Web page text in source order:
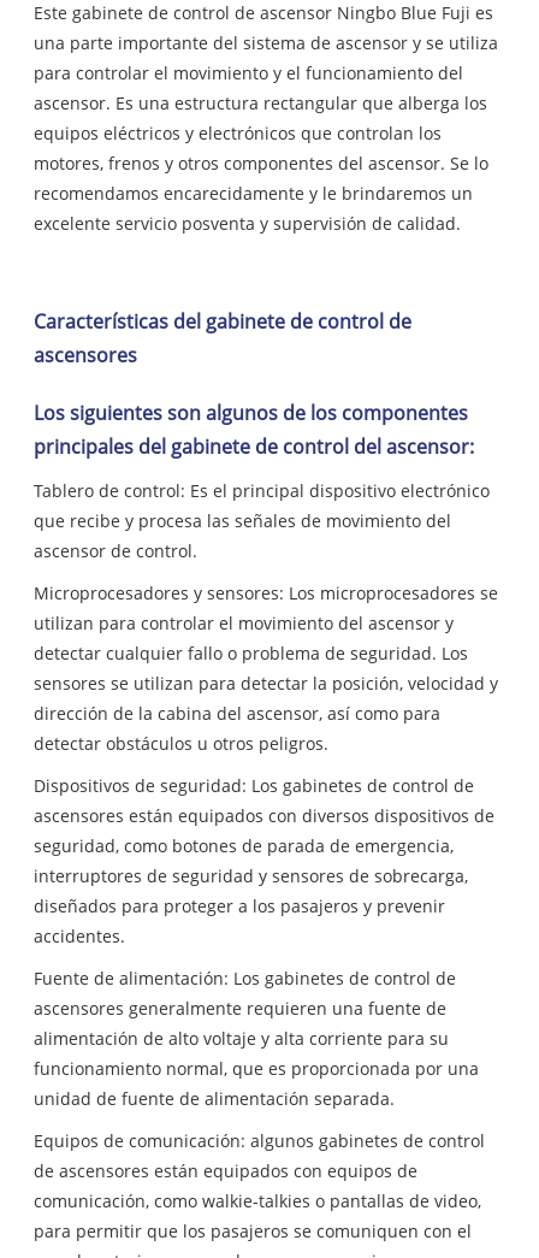
Este gabinete de control de ascensor Ningbo Blue Fuji es
una parte importante del sistema de ascensor y se utiliza
para controlar el movimiento y el funcionamiento del
ascensor. Es una estructura rectangular que alberga los
equipos eléctricos y electrónicos que controlan los
motores, frenos y otros componentes del ascensor. Se lo
recomendamos encarecidamente y le brindaremos un
excelente servicio posventa y supervisión de calidad.
Características del gabinete de control de
ascensores
Los siguientes son algunos de los componentes
principales del gabinete de control del ascensor:
Tablero de control: Es el principal dispositivo electrónico
que recibe y procesa las señales de movimiento del
ascensor de control.
Microprocesadores y sensores: Los microprocesadores se
utilizan para controlar el movimiento del ascensor y
detectar cualquier fallo o problema de seguridad. Los
sensores se utilizan para detectar la posición, velocidad y
dirección de la cabina del ascensor, así como para
detectar obstáculos u otros peligros.
Dispositivos de seguridad: Los gabinetes de control de
ascensores están equipados con diversos dispositivos de
seguridad, como botones de parada de emergencia,
interruptores de seguridad y sensores de sobrecarga,
diseñados para proteger a los pasajeros y prevenir
accidentes.
Fuente de alimentación: Los gabinetes de control de
ascensores generalmente requieren una fuente de
alimentación de alto voltaje y alta corriente para su
funcionamiento normal, que es proporcionada por una
unidad de fuente de alimentación separada.
Equipos de comunicación: algunos gabinetes de control
de ascensores están equipados con equipos de
comunicación, como walkie-talkies o pantallas de video,
para permitir que los pasajeros se comuniquen con el